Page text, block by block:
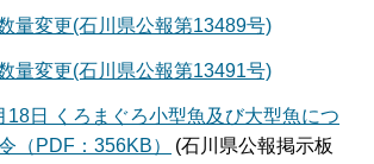
量変更(石川県公報第13489号)
量変更(石川県公報第13491号)
18日 くろまぐろ小型魚及び大型魚につ
（PDF：356KB）
(石川県公報掲示板